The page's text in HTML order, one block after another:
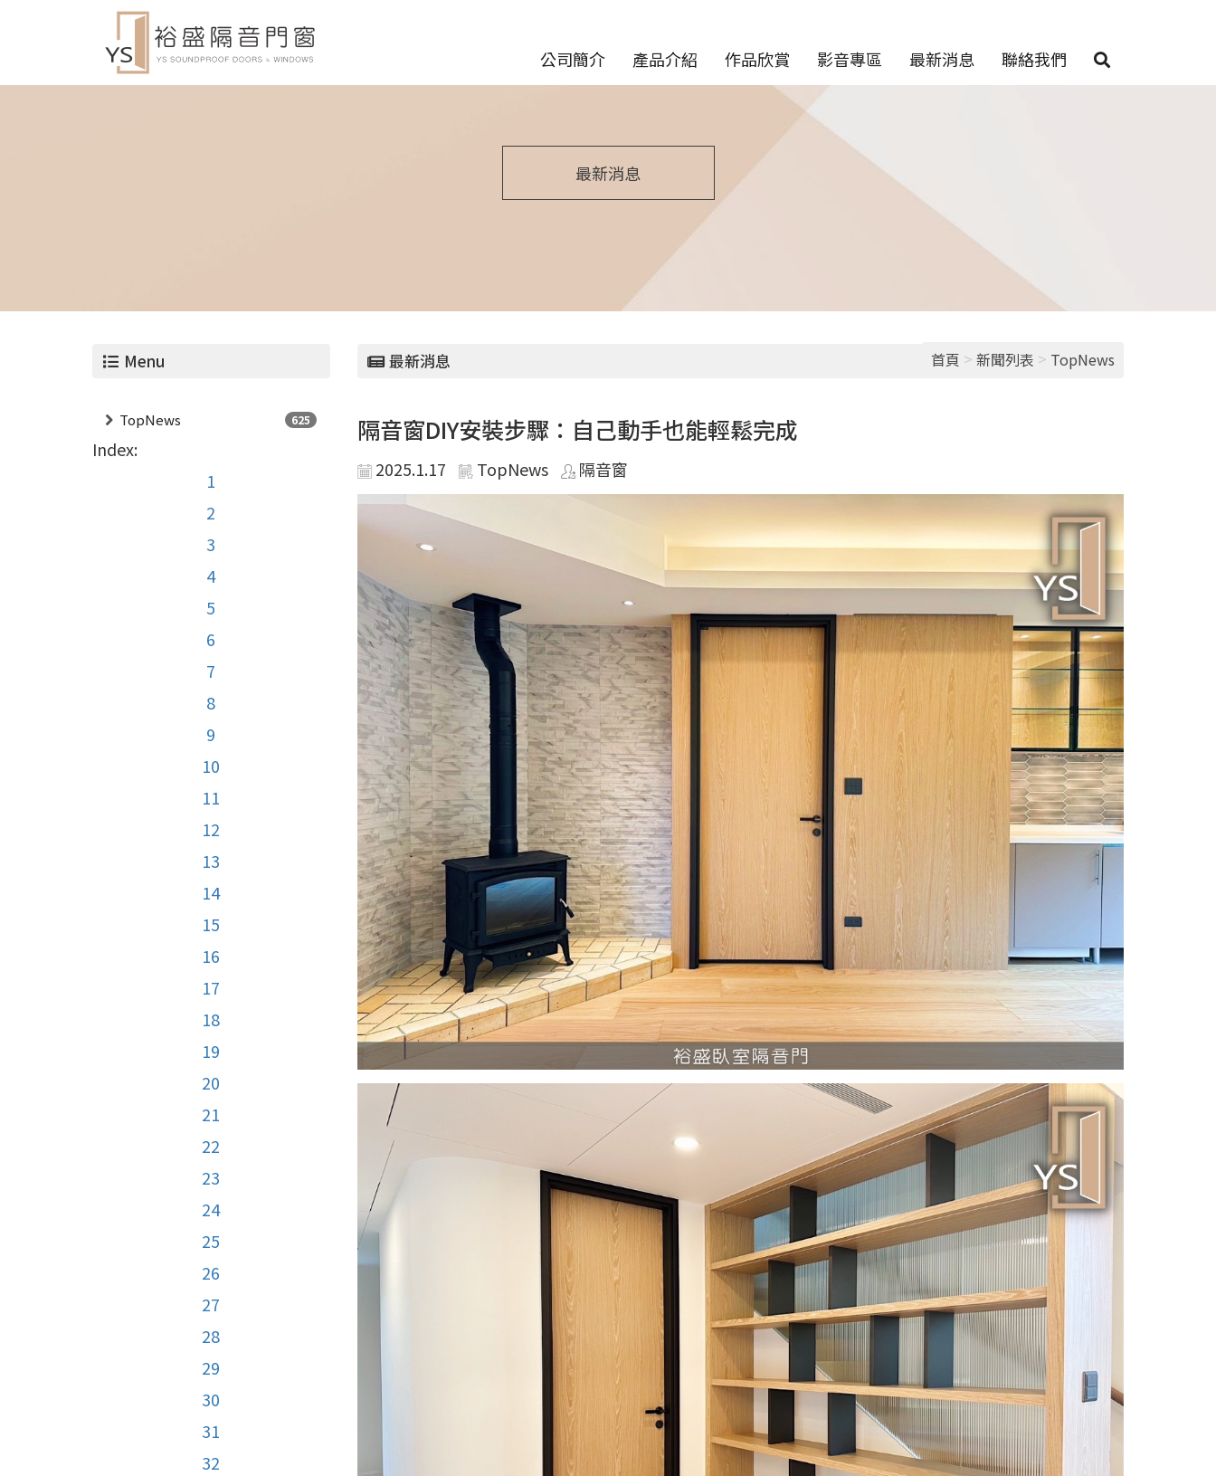
公司簡介 產品介紹 作品欣賞 影音專區 最新消息 聯絡我們
最新消息
Menu
TopNews 625
Index:
1
2
3
4
5
6
7
8
9
10
11
12
13
14
15
16
17
18
19
20
21
22
23
24
25
26
27
28
29
30
31
32
最新消息 首頁 > 新聞列表 > TopNews
隔音窗DIY安裝步驟：自己動手也能輕鬆完成
2025.1.17 TopNews 隔音窗